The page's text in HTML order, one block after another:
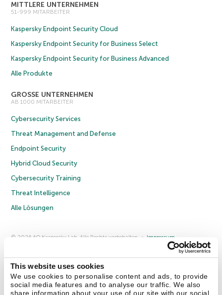
This website uses cookies
We use cookies to personalise content and ads, to provide
social media features and to analyse our traffic. We also
share information about your use of our site with our social
MITTLERE UNTERNEHMEN
51-999 MITARBEITER
Kaspersky Endpoint Security Cloud
Kaspersky Endpoint Security for Business Select
Kaspersky Endpoint Security for Business Advanced
Alle Produkte
GROSSE UNTERNEHMEN
AB 1000 MITARBEITER
Cybersecurity Services
Threat Management and Defense
Endpoint Security
Hybrid Cloud Security
Cybersecurity Training
Threat Intelligence
Alle Lösungen
© 2026 AO Kaspersky Lab. Alle Rechte vorbehalten.
Impressum
Lizenzvereinbarung B2B
Anmeldung zum Newsletter für B2B-Vertriebspartner
Kontakt Über uns Partner Blog
Weitere Informationen